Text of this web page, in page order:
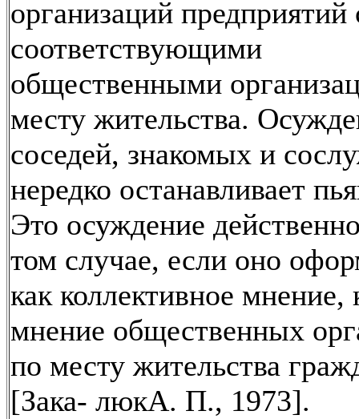
организаций предприятий
соответствующими
общественными
месту жительства.
соседей, знакомых и
нередко останавливает
Это осуждение
том случае, если оно
как коллективное мнение,
мнение общественных
по месту жительства
[Зака- люкА. П., 1973].